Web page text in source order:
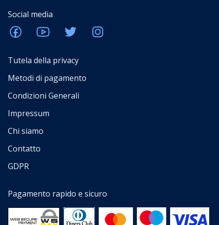
Social media
Tutela della privacy
Metodi di pagamento
Condizioni Generali
Impressum
Chi siamo
Contatto
GDPR
Pagamento rapido e sicuro